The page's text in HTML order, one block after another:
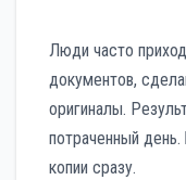
Люди часто
документов,
оригиналы.
потраченный
копии сразу.